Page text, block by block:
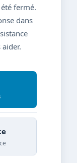
fermé.
dans